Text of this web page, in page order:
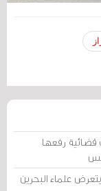
قضائية رفعها
علماء البحرين